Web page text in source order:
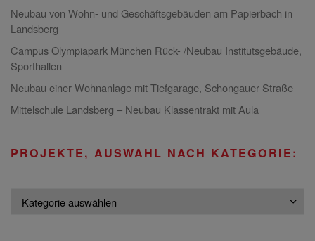
Neubau von Wohn- und Geschäftsgebäuden am Papierbach in
Landsberg
Campus Olympiapark München Rück- /Neubau Institutsgebäude,
Sporthallen
Neubau einer Wohnanlage mit Tiefgarage, Schongauer Straße
Mittelschule Landsberg – Neubau Klassentrakt mit Aula
PROJEKTE, AUSWAHL NACH KATEGORIE: